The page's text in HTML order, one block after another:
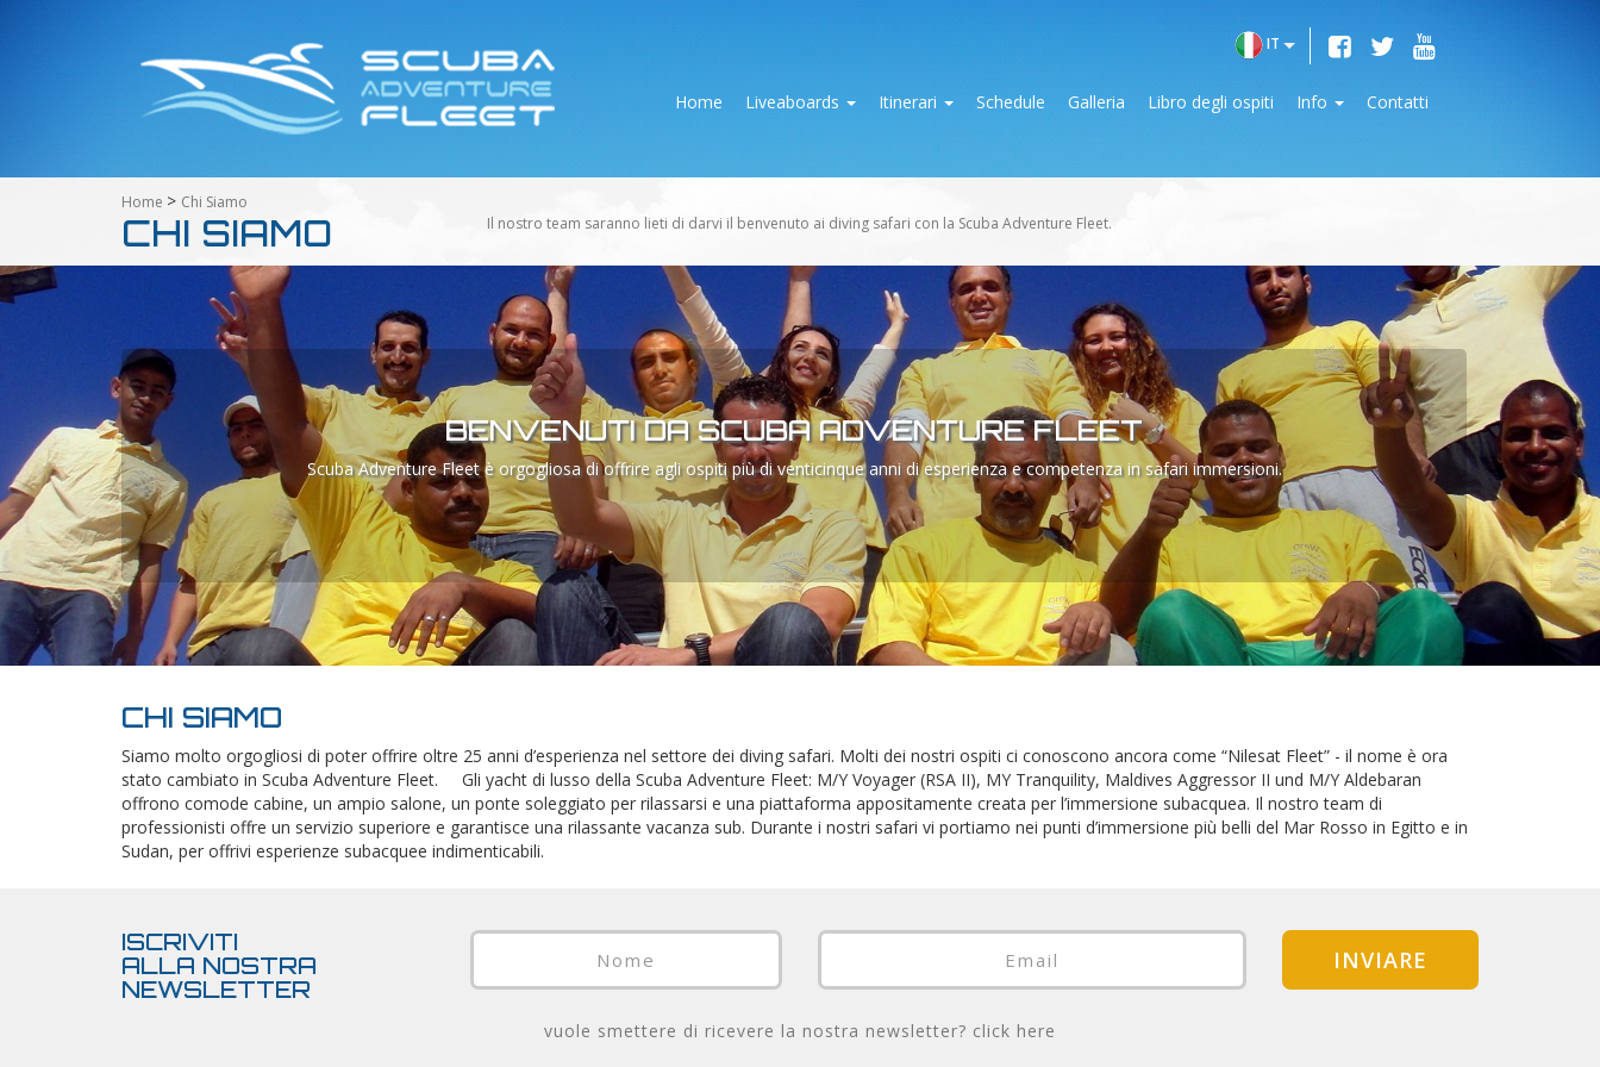
IT
Home Liveaboards Itinerari Schedule Galleria Libro degli ospiti Info Contatti
Home > Chi Siamo
CHI SIAMO Il nostro team saranno lieti di darvi il benvenuto ai diving safari con la Scuba Adventure Fleet.
BENVENUTI DA SCUBA ADVENTURE FLEET
Scuba Adventure Fleet è orgogliosa di offrire agli ospiti più di venticinque anni di esperienza e competenza in safari immersioni.
CHI SIAMO
Siamo molto orgogliosi di poter offrire oltre 25 anni d’esperienza nel settore dei diving safari. Molti dei nostri ospiti ci conoscono ancora come “Nilesat Fleet” - il nome è ora
stato cambiato in Scuba Adventure Fleet. Gli yacht di lusso della Scuba Adventure Fleet: M/Y Voyager (RSA II), MY Tranquility, Maldives Aggressor II und M/Y Aldebaran
offrono comode cabine, un ampio salone, un ponte soleggiato per rilassarsi e una piattaforma appositamente creata per l’immersione subacquea. Il nostro team di
professionisti offre un servizio superiore e garantisce una rilassante vacanza sub. Durante i nostri safari vi portiamo nei punti d’immersione più belli del Mar Rosso in Egitto e in
Sudan, per offrivi esperienze subacquee indimenticabili.
ISCRIVITI
ALLA NOSTRA
NEWSLETTER
INVIARE
vuole smettere di ricevere la nostra newsletter? click here